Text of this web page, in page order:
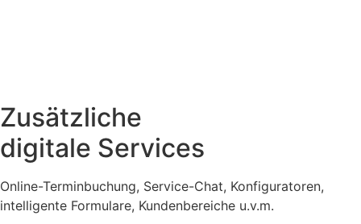
Zusätzliche
digitale Services
Online-Terminbuchung, Service-Chat, Konfiguratoren,
intelligente Formulare, Kundenbereiche u.v.m.